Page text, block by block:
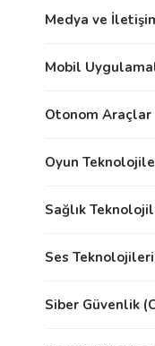
Medya ve
Mobil
Otonom Araçlar
Oyun
Sağlık
Ses
Siber Güvenlik